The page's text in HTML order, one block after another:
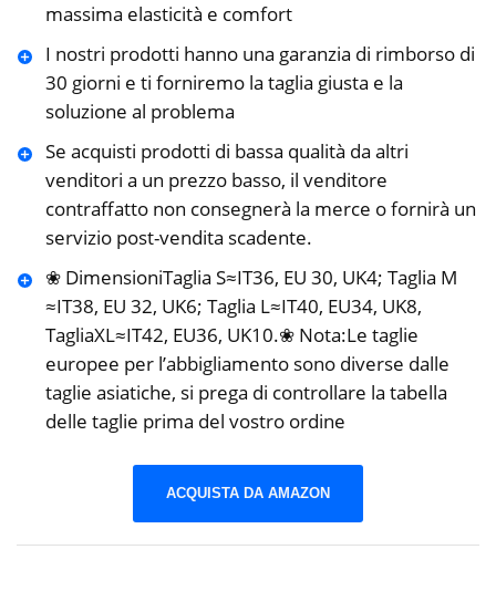
massima elasticità e comfort
I nostri prodotti hanno una garanzia di rimborso di
30 giorni e ti forniremo la taglia giusta e la
soluzione al problema
Se acquisti prodotti di bassa qualità da altri
venditori a un prezzo basso, il venditore
contraffatto non consegnerà la merce o fornirà un
servizio post-vendita scadente.
❀ DimensioniTaglia S≈IT36, EU 30, UK4; Taglia M
≈IT38, EU 32, UK6; Taglia L≈IT40, EU34, UK8,
TagliaXL≈IT42, EU36, UK10.❀ Nota:Le taglie
europee per l’abbigliamento sono diverse dalle
taglie asiatiche, si prega di controllare la tabella
delle taglie prima del vostro ordine
ACQUISTA DA AMAZON